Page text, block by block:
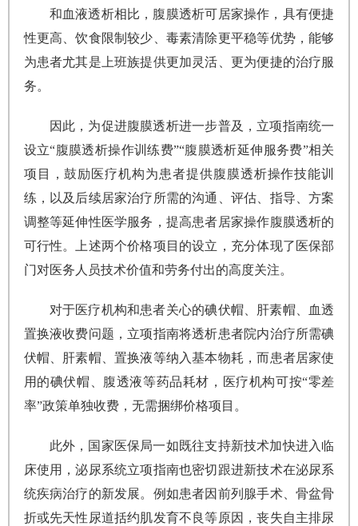
和血液透析相比，腹膜透析可居家操作，具有便捷
性更高、饮食限制较少、毒素清除更平稳等优势，能够
为患者尤其是上班族提供更加灵活、更为便捷的治疗服
务。
因此，为促进腹膜透析进一步普及，立项指南统一
设立“腹膜透析操作训练费”“腹膜透析延伸服务费”相关
项目，鼓励医疗机构为患者提供腹膜透析操作技能训
练，以及后续居家治疗所需的沟通、评估、指导、方案
调整等延伸性医学服务，提高患者居家操作腹膜透析的
可行性。上述两个价格项目的设立，充分体现了医保部
门对医务人员技术价值和劳务付出的高度关注。
对于医疗机构和患者关心的碘伏帽、肝素帽、血透
置换液收费问题，立项指南将透析患者院内治疗所需碘
伏帽、肝素帽、置换液等纳入基本物耗，而患者居家使
用的碘伏帽、腹透液等药品耗材，医疗机构可按“零差
率”政策单独收费，无需捆绑价格项目。
此外，国家医保局一如既往支持新技术加快进入临
床使用，泌尿系统立项指南也密切跟进新技术在泌尿系
统疾病治疗的新发展。例如患者因前列腺手术、骨盆骨
折或先天性尿道括约肌发育不良等原因，丧失自主排尿